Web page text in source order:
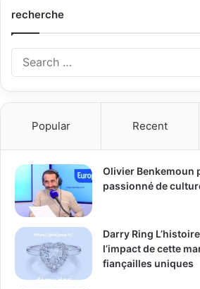
recherche
Popular Recent
Olivier Benkemoun
passionné de
Darry Ring
l’impact de cette
fiançailles uniques